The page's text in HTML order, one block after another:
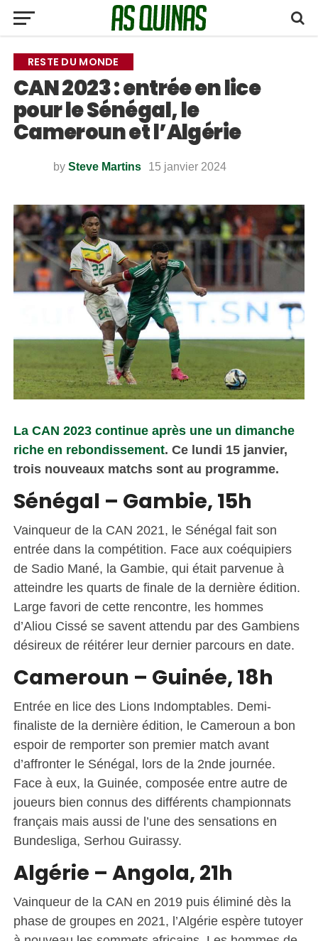
RESTE DU MONDE
CAN 2023 : entrée en lice
pour le Sénégal, le
Cameroun et l’Algérie
by Steve Martins 15 janvier 2024
La CAN 2023 continue après une un dimanche
riche en rebondissement. Ce lundi 15 janvier,
trois nouveaux matchs sont au programme.
Sénégal – Gambie, 15h
Vainqueur de la CAN 2021, le Sénégal fait son
entrée dans la compétition. Face aux coéquipiers
de Sadio Mané, la Gambie, qui était parvenue à
atteindre les quarts de finale de la dernière édition.
Large favori de cette rencontre, les hommes
d’Aliou Cissé se savent attendu par des Gambiens
désireux de réitérer leur dernier parcours en date.
Cameroun – Guinée, 18h
Entrée en lice des Lions Indomptables. Demi-
finaliste de la dernière édition, le Cameroun a bon
espoir de remporter son premier match avant
d’affronter le Sénégal, lors de la 2nde journée.
Face à eux, la Guinée, composée entre autre de
joueurs bien connus des différents championnats
français mais aussi de l’une des sensations en
Bundesliga, Serhou Guirassy.
Algérie – Angola, 21h
Vainqueur de la CAN en 2019 puis éliminé dès la
phase de groupes en 2021, l’Algérie espère tutoyer